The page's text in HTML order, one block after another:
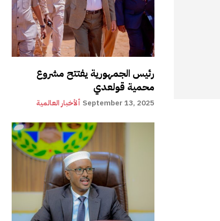
رئيس الجمهورية يفتتح مشروع
محمية قولعدي
ألأخبار العالمية September 13, 2025